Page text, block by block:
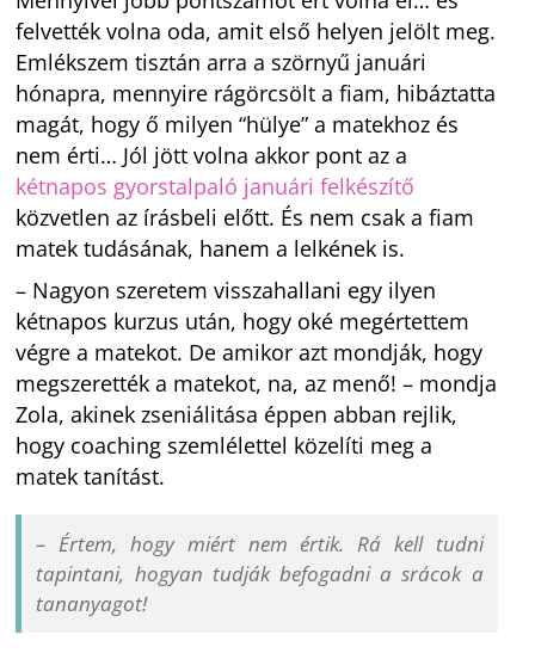
felvették volna oda, amit első helyen jelölt meg.
Emlékszem tisztán arra a szörnyű januári
hónapra, mennyire rágörcsölt a fiam, hibáztatta
magát, hogy ő milyen “hülye” a matekhoz és
nem érti… Jól jött volna akkor pont az a
kétnapos gyorstalpaló januári felkészítő
közvetlen az írásbeli előtt. És nem csak a fiam
matek tudásának, hanem a lelkének is.
– Nagyon szeretem visszahallani egy ilyen
kétnapos kurzus után, hogy oké megértettem
végre a matekot. De amikor azt mondják, hogy
megszerették a matekot, na, az menő! – mondja
Zola, akinek zseniálitása éppen abban rejlik,
hogy coaching szemlélettel közelíti meg a
matek tanítást.
– Értem, hogy miért nem értik. Rá kell tudni
tapintani, hogyan tudják befogadni a srácok a
tananyagot!